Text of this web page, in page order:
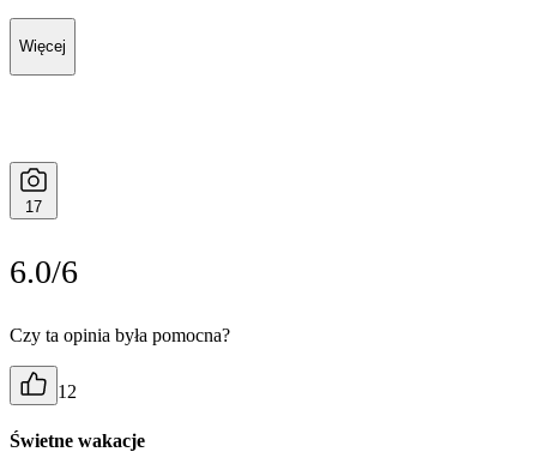
Więcej
17
6.0/6
Czy ta opinia była pomocna?
12
Świetne wakacje